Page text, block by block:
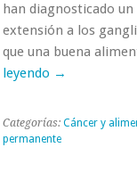
han diagnosticado
extensión a los
que una buena
leyendo →
Categorías: Cáncer y
permanente